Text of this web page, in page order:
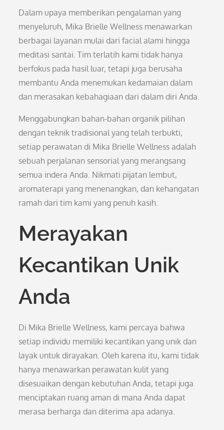
Dalam upaya memberikan pengalaman yang
menyeluruh, Mika Brielle Wellness menawarkan
berbagai layanan mulai dari facial alami hingga
meditasi santai. Tim terlatih kami tidak hanya
berfokus pada hasil luar, tetapi juga berusaha
membantu Anda menemukan kedamaian dalam
dan merasakan kebahagiaan dari dalam diri Anda.
Menggabungkan bahan-bahan organik pilihan
dengan teknik tradisional yang telah terbukti,
setiap perawatan di Mika Brielle Wellness adalah
sebuah perjalanan sensorial yang merangsang
semua indera Anda. Nikmati pijatan lembut,
aromaterapi yang menenangkan, dan kehangatan
ramah dari tim kami yang penuh kasih.
Merayakan
Kecantikan Unik
Anda
Di Mika Brielle Wellness, kami percaya bahwa
setiap individu memiliki kecantikan yang unik dan
layak untuk dirayakan. Oleh karena itu, kami tidak
hanya menawarkan perawatan kulit yang
disesuaikan dengan kebutuhan Anda, tetapi juga
menciptakan ruang aman di mana Anda dapat
merasa berharga dan diterima apa adanya.